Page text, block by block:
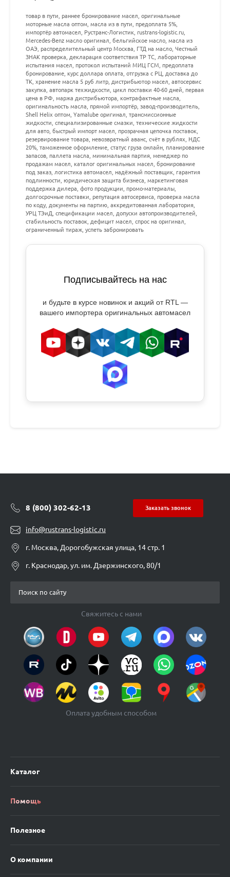
товар в пути, раннее бронирование масел, оригинальные
моторные масла оптом, масла из в пути, предоплата 5%,
импортёр автомасел, Рустранс-Логистик, rustrans-logistic.ru,
Mercedes-Benz масло оригинал, бельгийское масло, масла из
ОАЭ, распределительный центр Москва, ГТД на масло, Честный
ЗНАК проверка, декларация соответствия ТР ТС, лабораторные
испытания масел, протокол испытаний МИЦ ГСМ, предоплата
бронирование, курс доллара оплата, отгрузка с РЦ, доставка до
ТК, хранение масла 5 руб литр, дистрибьютор масел, автосервис
закупка, автопарк техжидкости, цикл поставки 40-60 дней, первая
цена в РФ, маржа дистрибьютора, контрафактные масла,
оригинальность масла, прямой импортёр, завод-производитель,
Shell Helix оптом, Yamalube оригинал, трансмиссионные
жидкости, специализированные смазки, технические жидкости
для авто, быстрый импорт масел, прозрачная цепочка поставок,
резервирование товара, невозвратный аванс, счёт в рублях, НДС
20%, таможенное оформление, статус груза онлайн, планирование
запасов, паллета масла, минимальная партия, менеджер по
продажам масел, каталог оригинальных масел, бронирование
под заказ, логистика автомасел, надёжный поставщик, гарантия
подлинности, юридическая защита бизнеса, маркетинговая
поддержка дилера, фото продукции, промо-материалы,
долгосрочные поставки, репутация автосервиса, проверка масла
по коду, документы на партию, аккредитованная лаборатория,
УРЦ ТЭиД, спецификации масел, допуски автопроизводителей,
стабильность поставок, дефицит масел, спрос на оригинал,
ограниченный тираж, успеть забронировать
Подписывайтесь на нас
и будьте в курсе новинок и акций от RTL —
вашего импортера оригинальных автомасел
8 (800) 302-62-13 Заказать звонок
info@rustrans-logistic.ru
г. Москва, Дорогобужская улица, 14 стр. 1
г. Краснодар, ул. им. Дзержинского, 80/1
Каталог
Помощь
Полезное
О компании
Свяжитесь с нами
Оплата удобным способом